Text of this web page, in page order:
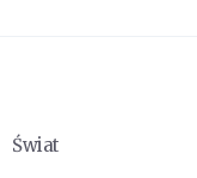
Świat